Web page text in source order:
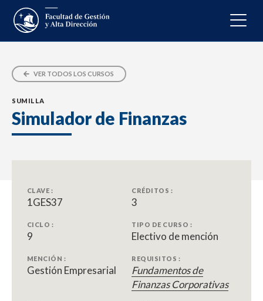
VER TODOS LOS CURSOS
SUMILLA
Simulador de Finanzas
CLAVE :
1GES37
CRÉDITOS :
3
CICLO :
9
TIPO DE CURSO :
Electivo de mención
MENCIÓN :
Gestión Empresarial
REQUISITOS :
Fundamentos de
Finanzas Corporativas